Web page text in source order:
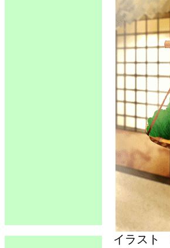
イラス